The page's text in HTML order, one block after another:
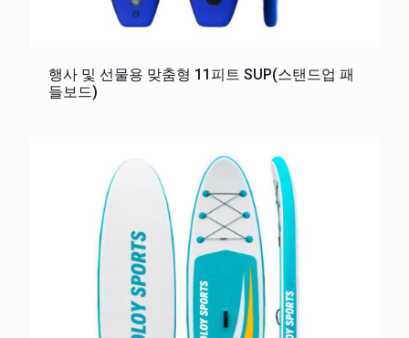
행사 및 선물용 맞춤형 11피트 SUP(스탠드업 패
들보드)